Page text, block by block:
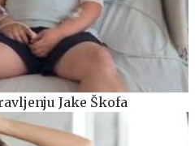
Jake Škofa